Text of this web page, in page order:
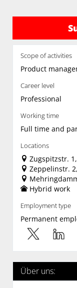
Scope of activities
Product
Career level
Professional
Working time
Full time and
Locations
Zugspitzstr.
Zeppelinstr.
Hybrid work
Employment type
Permanent
Über uns: